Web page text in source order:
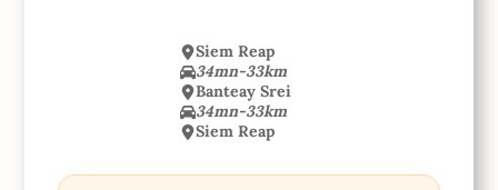
Siem Reap
34mn-33km
Banteay Srei
34mn-33km
Siem Reap